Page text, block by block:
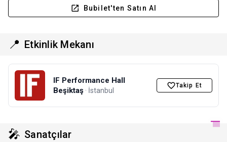
Bubilet'ten Satın Al
📍 Etkinlik Mekanı
IF Performance Hall
Beşiktaş · İstanbul
Takip Et
🎤 Sanatçılar